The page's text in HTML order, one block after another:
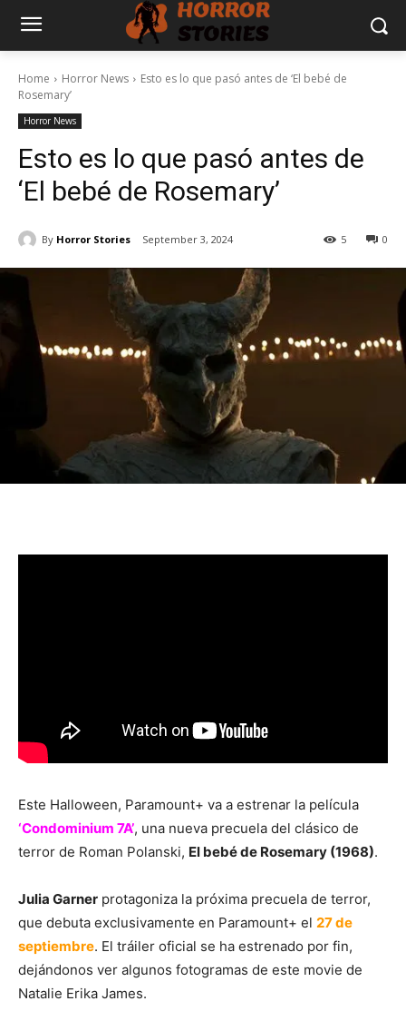
Home Horror News
Esto es lo que pasó antes de ‘El bebé de
Rosemary’
Horror News
Esto es lo que pasó antes de
‘El bebé de Rosemary’
By Horror Stories September 3, 2024 0
5
Este Halloween, Paramount+ va a estrenar la película
‘Condominium 7A’, una nueva precuela del clásico de
terror de Roman Polanski, El bebé de Rosemary (1968).
Julia Garner protagoniza la próxima precuela de terror,
que debuta exclusivamente en Paramount+ el 27 de
septiembre. El tráiler oficial se ha estrenado por fin,
dejándonos ver algunos fotogramas de este movie de
Natalie Erika James.